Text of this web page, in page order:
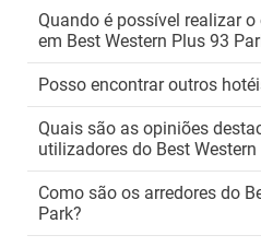
Quando é possível realizar
em Best Western Plus 93
Posso encontrar outros
Quais são as opiniões
utilizadores do Best
Como são os arredores do
Park?